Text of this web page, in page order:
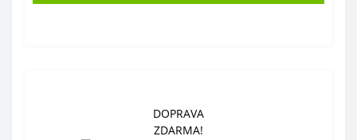
DOPRAVA
ZDARMA!